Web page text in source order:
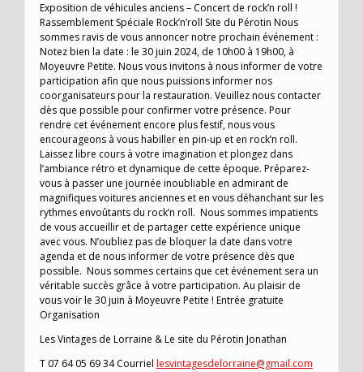
Exposition de véhicules anciens – Concert de rock’n roll !
Rassemblement Spéciale Rock’n’roll Site du Pérotin Nous
sommes ravis de vous annoncer notre prochain événement :
Notez bien la date : le 30 juin 2024, de 10h00 à 19h00, à
Moyeuvre Petite. Nous vous invitons à nous informer de votre
participation afin que nous puissions informer nos
coorganisateurs pour la restauration. Veuillez nous contacter
dès que possible pour confirmer votre présence. Pour
rendre cet événement encore plus festif, nous vous
encourageons à vous habiller en pin-up et en rock’n roll.
Laissez libre cours à votre imagination et plongez dans
l’ambiance rétro et dynamique de cette époque. Préparez-
vous à passer une journée inoubliable en admirant de
magnifiques voitures anciennes et en vous déhanchant sur les
rythmes envoûtants du rock’n roll. Nous sommes impatients
de vous accueillir et de partager cette expérience unique
avec vous. N’oubliez pas de bloquer la date dans votre
agenda et de nous informer de votre présence dès que
possible. Nous sommes certains que cet événement sera un
véritable succès grâce à votre participation. Au plaisir de
vous voir le 30 juin à Moyeuvre Petite ! Entrée gratuite
Organisation
Les Vintages de Lorraine & Le site du Pérotin Jonathan
T 07 64 05 69 34 Courriel lesvintagesdelorraine@gmail.com